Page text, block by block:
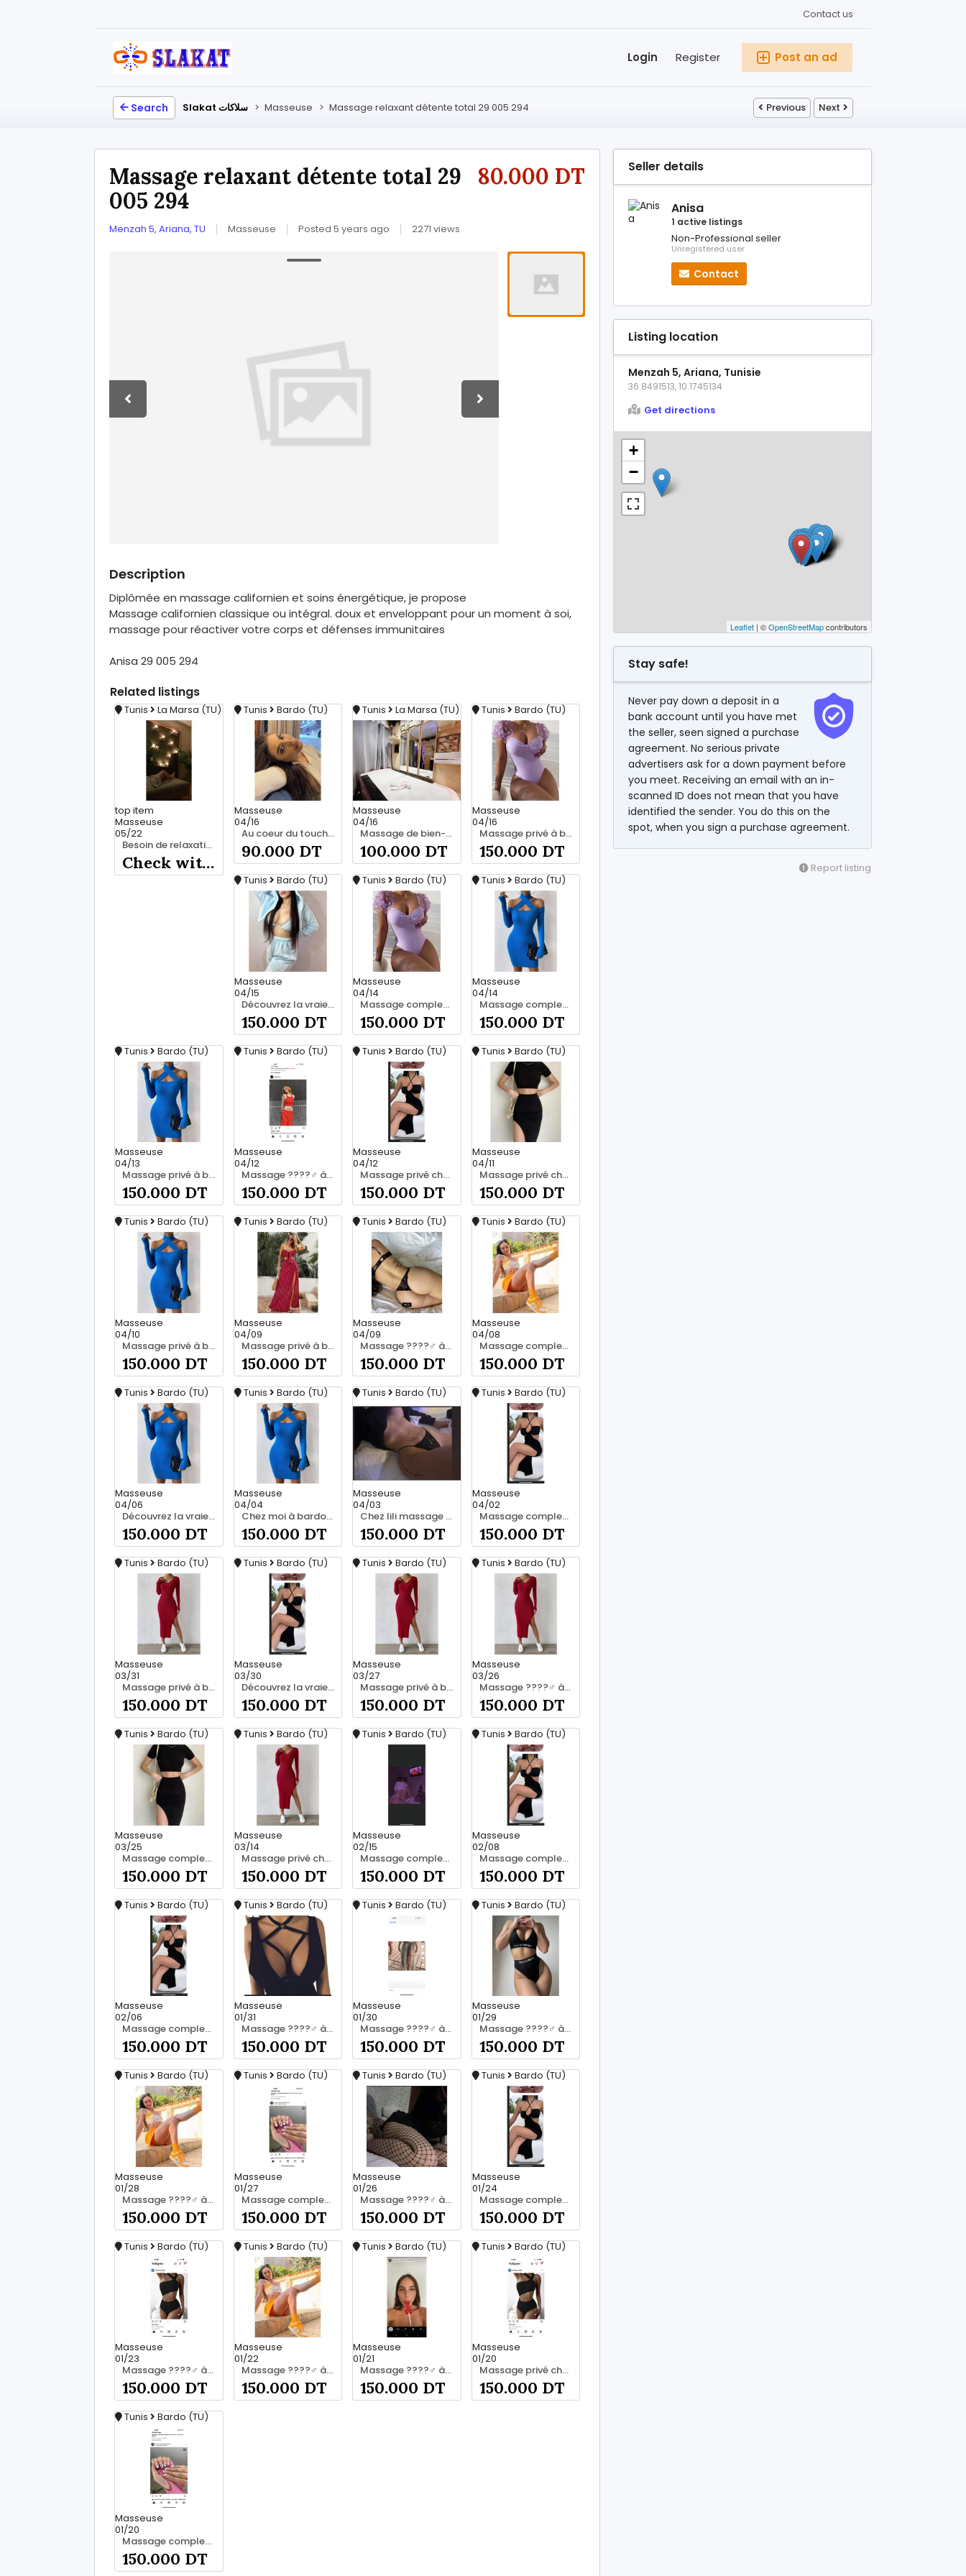
Contact us
Post an ad
Register
Login
Search Slakat سلاكات > Masseuse > Massage relaxant détente total 29 005 294 Previous Next
80.000 DT
Massage relaxant détente total 29
005 294
Menzah 5, Ariana, TU Masseuse Posted 5 years ago 2271 views
Description
Diplômée en massage californien et soins énergétique, je propose
Massage californien classique ou intégral. doux et enveloppant pour un moment à soi,
massage pour réactiver votre corps et défenses immunitaires
Anisa 29 005 294
Related listings
Tunis La Marsa (TU)
top item
Masseuse
05/22
Besoin de relaxation de se vider la tête ? 28 635 347
Check with seller
Tunis Bardo (TU)
Masseuse
04/16
Au coeur du toucher 27 221 122
90.000 DT
Tunis La Marsa (TU)
Masseuse
04/16
Massage de bien-être et confort 25 926 213
100.000 DT
Tunis Bardo (TU)
Masseuse
04/16
Massage privé à bardo srd 55066248
150.000 DT
Tunis Bardo (TU)
Masseuse
04/15
Découvrez la vraie relaxation pour les hommes srd à bardo 55066248
150.000 DT
Tunis Bardo (TU)
Masseuse
04/14
Massage complet pour les hommes srd à bardo
150.000 DT
Tunis Bardo (TU)
Masseuse
04/14
Massage complet pour les hommes srd à bardo 56066248
150.000 DT
Tunis Bardo (TU)
Masseuse
04/13
Massage privé à bardo srd 55066248
150.000 DT
Tunis Bardo (TU)
Masseuse
04/12
Massage ????‍♂️ à bardo srd 20466285
150.000 DT
Tunis Bardo (TU)
Masseuse
04/12
Massage privé chez moi à bardo srd 20466285
150.000 DT
Tunis Bardo (TU)
Masseuse
04/11
Massage privé chez moi à bardo srd 20466285
150.000 DT
Tunis Bardo (TU)
Masseuse
04/10
Massage privé à bardo srd chez moi 55066248
150.000 DT
Tunis Bardo (TU)
Masseuse
04/09
Massage privé à bardo srd 20466285
150.000 DT
Tunis Bardo (TU)
Masseuse
04/09
Massage ????‍♂️ à bardo srd chez moi privé 55066248
150.000 DT
Tunis Bardo (TU)
Masseuse
04/08
Massage complet pour les hommes srd chez moi à bardo 55066248
150.000 DT
Tunis Bardo (TU)
Masseuse
04/06
Découvrez la vraie relaxation pour les hommes srd 20466285
150.000 DT
Tunis Bardo (TU)
Masseuse
04/04
Chez moi à bardo srd chez moi 55066248
150.000 DT
Tunis Bardo (TU)
Masseuse
04/03
Chez lili massage complet a bardo srd 55066248
150.000 DT
Tunis Bardo (TU)
Masseuse
04/02
Massage complet pour les hommes srd 55066248
150.000 DT
Tunis Bardo (TU)
Masseuse
03/31
Massage privé à bardo srd 55066248
150.000 DT
Tunis Bardo (TU)
Masseuse
03/30
Découvrez la vraie relaxation pour les hommes srd à bardo 20466285
150.000 DT
Tunis Bardo (TU)
Masseuse
03/27
Massage privé à bardo srd 20466285
150.000 DT
Tunis Bardo (TU)
Masseuse
03/26
Massage ????‍♂️ à bardo srd chez moi 55066248
150.000 DT
Tunis Bardo (TU)
Masseuse
03/25
Massage complet pour les hommes srd 20466285
150.000 DT
Tunis Bardo (TU)
Masseuse
03/14
Massage privé chez moi srd 55066248
150.000 DT
Tunis Bardo (TU)
Masseuse
02/15
Massage complet pour les hommes srd à bardo 55066248
150.000 DT
Tunis Bardo (TU)
Masseuse
02/08
Massage complet pour les hommes srd 55066248
150.000 DT
Tunis Bardo (TU)
Masseuse
02/06
Massage complet pour les hommes srd chez moi 55066248
150.000 DT
Tunis Bardo (TU)
Masseuse
01/31
Massage ????‍♂️ à bardo srd 55066248
150.000 DT
Tunis Bardo (TU)
Masseuse
01/30
Massage ????‍♂️ à bardo srd 20466285
150.000 DT
Tunis Bardo (TU)
Masseuse
01/29
Massage ????‍♂️ à bardo srd chez moi 55066248
150.000 DT
Tunis Bardo (TU)
Masseuse
01/28
Massage ????‍♂️ à bardo srd 20466285
150.000 DT
Tunis Bardo (TU)
Masseuse
01/27
Massage complet pour les hommes srd à bardo 55066248
150.000 DT
Tunis Bardo (TU)
Masseuse
01/26
Massage ????‍♂️ à bardo srd chez moi 20466285
150.000 DT
Tunis Bardo (TU)
Masseuse
01/24
Massage complet pour les hommes srd a bardo 55066248
150.000 DT
Tunis Bardo (TU)
Masseuse
01/23
Massage ????‍♂️ à bardo srd 55066248
150.000 DT
Tunis Bardo (TU)
Masseuse
01/22
Massage ????‍♂️ à bardo srd 20466285
150.000 DT
Tunis Bardo (TU)
Masseuse
01/21
Massage ????‍♂️ à bardo srd 55066248
150.000 DT
Tunis Bardo (TU)
Masseuse
01/20
Massage privé chez moi à bardo55066248
150.000 DT
Tunis Bardo (TU)
Masseuse
01/20
Massage complet pour les hommes srd 20466285
150.000 DT
Seller details
Anisa
1 active listings
Non-Professional seller
Unregistered user
Contact
Listing location
Menzah 5, Ariana, Tunisie
36.8491513, 10.1745134
Get directions
+
−
Leaflet | ©OpenStreetMapcontributors
Stay safe!
Never pay down a deposit in a
bank account until you have met
the seller, seen signed a purchase
agreement. No serious private
advertisers ask for a down payment before
you meet. Receiving an email with an in-
scanned ID does not mean that you have
identified the sender. You do this on the
spot, when you sign a purchase agreement.
Report listing